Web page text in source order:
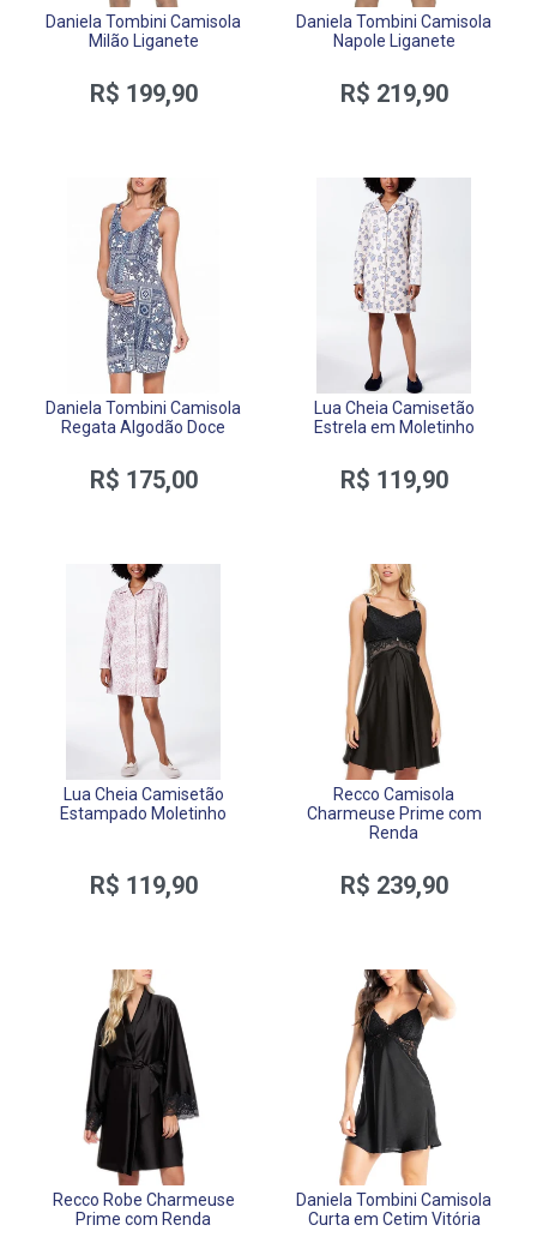
Daniela Tombini Camisola
Milão Liganete
R$ 199,90
Daniela Tombini Camisola
Napole Liganete
R$ 219,90
Daniela Tombini Camisola
Regata Algodão Doce
R$ 175,00
Lua Cheia Camisetão
Estrela em Moletinho
R$ 119,90
Lua Cheia Camisetão
Estampado Moletinho
R$ 119,90
Recco Camisola
Charmeuse Prime com
Renda
R$ 239,90
Recco Robe Charmeuse
Prime com Renda
Daniela Tombini Camisola
Curta em Cetim Vitória